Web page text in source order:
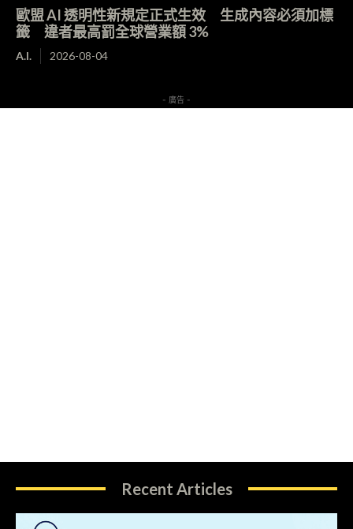
歐盟 AI 透明性新規定正式生效 生成內容必須加標
籤 違者最高罰全球營業額 3%
A.I. 2026-08-04
- 廣告 -
Recent Articles